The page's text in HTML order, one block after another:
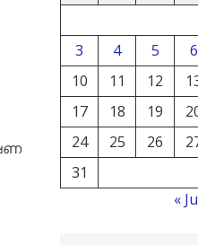
3
4 5 6
10
11 12
17
18 19
24
25 26
31
«